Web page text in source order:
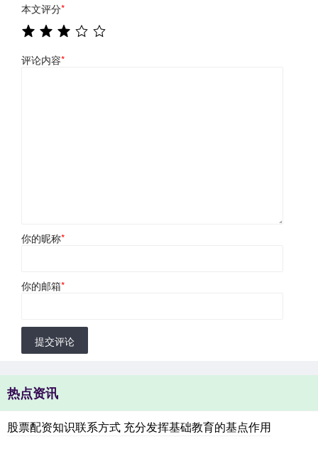
本文评分*
评论内容*
你的昵称*
你的邮箱*
提交评论
热点资讯
股票配资知识联系方式 充分发挥基础教育的基点作用